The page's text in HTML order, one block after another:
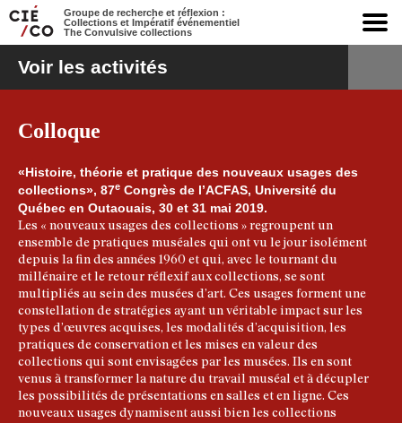
Groupe de recherche et réflexion :
Collections et Impératif événementiel
The Convulsive collections
Colloque
«Histoire, théorie et pratique des nouveaux usages des
collections», 87e Congrès de l’ACFAS, Université du
Québec en Outaouais, 30 et 31 mai 2019.
Les « nouveaux usages des collections » regroupent un
ensemble de pratiques muséales qui ont vu le jour isolément
depuis la fin des années 1960 et qui, avec le tournant du
millénaire et le retour réflexif aux collections, se sont
multipliés au sein des musées d’art. Ces usages forment une
constellation de stratégies ayant un véritable impact sur les
types d’œuvres acquises, les modalités d’acquisition, les
pratiques de conservation et les mises en valeur des
collections qui sont envisagées par les musées. Ils en sont
venus à transformer la nature du travail muséal et à décupler
les possibilités de présentations en salles et en ligne. Ces
nouveaux usages dynamisent aussi bien les collections
Voir les activités